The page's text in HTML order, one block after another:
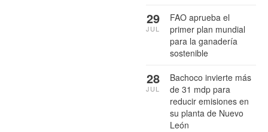
FAO aprueba el
primer plan mundial
para la ganadería
sostenible
29
JUL
Bachoco invierte más
de 31 mdp para
reducir emisiones en
su planta de Nuevo
León
28
JUL